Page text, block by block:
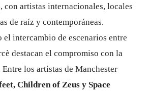
, con artistas internacionales, locales
de raíz y contemporáneas.
el intercambio de escenarios entre
destacan el compromiso con la
los artistas de Manchester
Children of Zeus y Space